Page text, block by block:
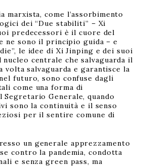
marxista, come l’assorbimento
dei “Due stabiliti” – Xi
predecessori è il cuore del
ne sono il principio guida – e
le idee di Xi Jinping e dei suoi
centrale che salvaguarda il
volta salvaguarda e garantisce la
futuro, sono confuse dagli
come una forma di
Segretario Generale, quando
sono la continuità e il senso
per il sentire comune di
un generale apprezzamento
contro la pandemia, condotta
e senza green pass, ma